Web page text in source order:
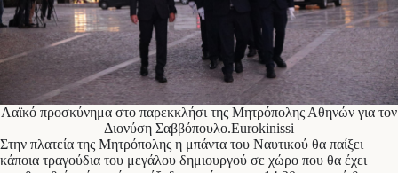
Λαϊκό προσκύνημα στο παρεκκλήσι της Μητρόπολης Αθηνών για τον
Διονύση Σαββόπουλο.Eurokinissi
Στην πλατεία της Μητρόπολης η μπάντα του Ναυτικού θα παίξει
κάποια τραγούδια του μεγάλου δημιουργού σε χώρο που θα έχει